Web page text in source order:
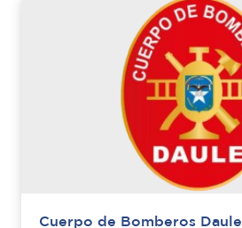
Cuerpo de Bomberos Daule